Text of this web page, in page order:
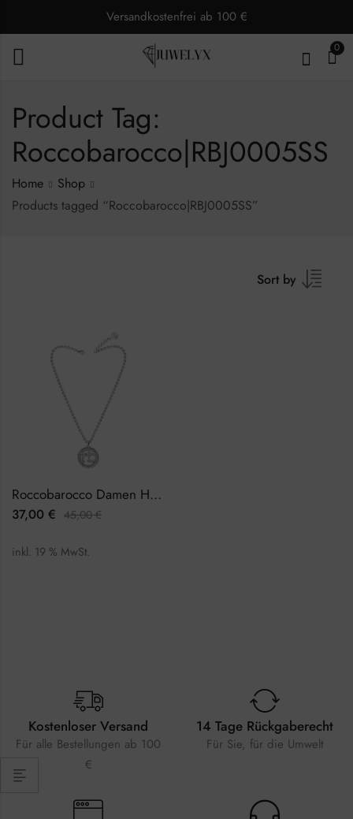
Versandkostenfrei ab 100 €
0
Product Tag:
Roccobarocco|RBJ0005SS
Home
Shop
Products tagged “Roccobarocco|RBJ0005SS”
Sort by
Roccobarocco Damen Halskette RBJ0005SS
37,00 € 45,00€
inkl. 19 % MwSt.
Kostenloser Versand
Für alle Bestellungen ab 100
€
14 Tage Rückgaberecht
Für Sie, für die Umwelt